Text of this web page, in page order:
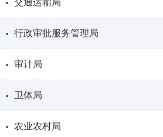
交通运输局
行政审批服务管理局
审计局
卫体局
农业农村局